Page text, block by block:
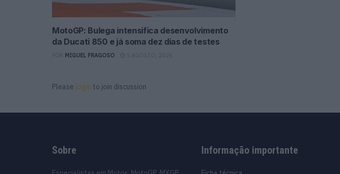
MotoGP: Bulega intensifica desenvolvimento
da Ducati 850 e já soma dez dias de testes
MIGUEL FRAGOSO 5 AGOSTO, 2026
Please login to join discussion
Sobre Informação importante